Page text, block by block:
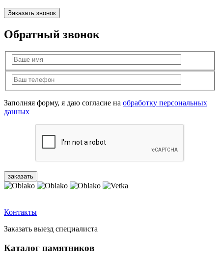
Заказать звонок
Обратный звонок
Заполняя форму, я даю согласие на обработку персональных
данных
Контакты
Заказать выезд специалиста
Каталог памятников